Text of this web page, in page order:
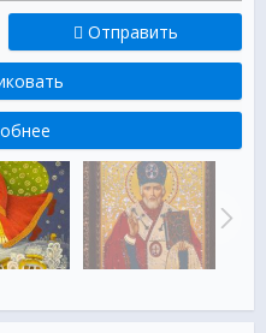
Отправить